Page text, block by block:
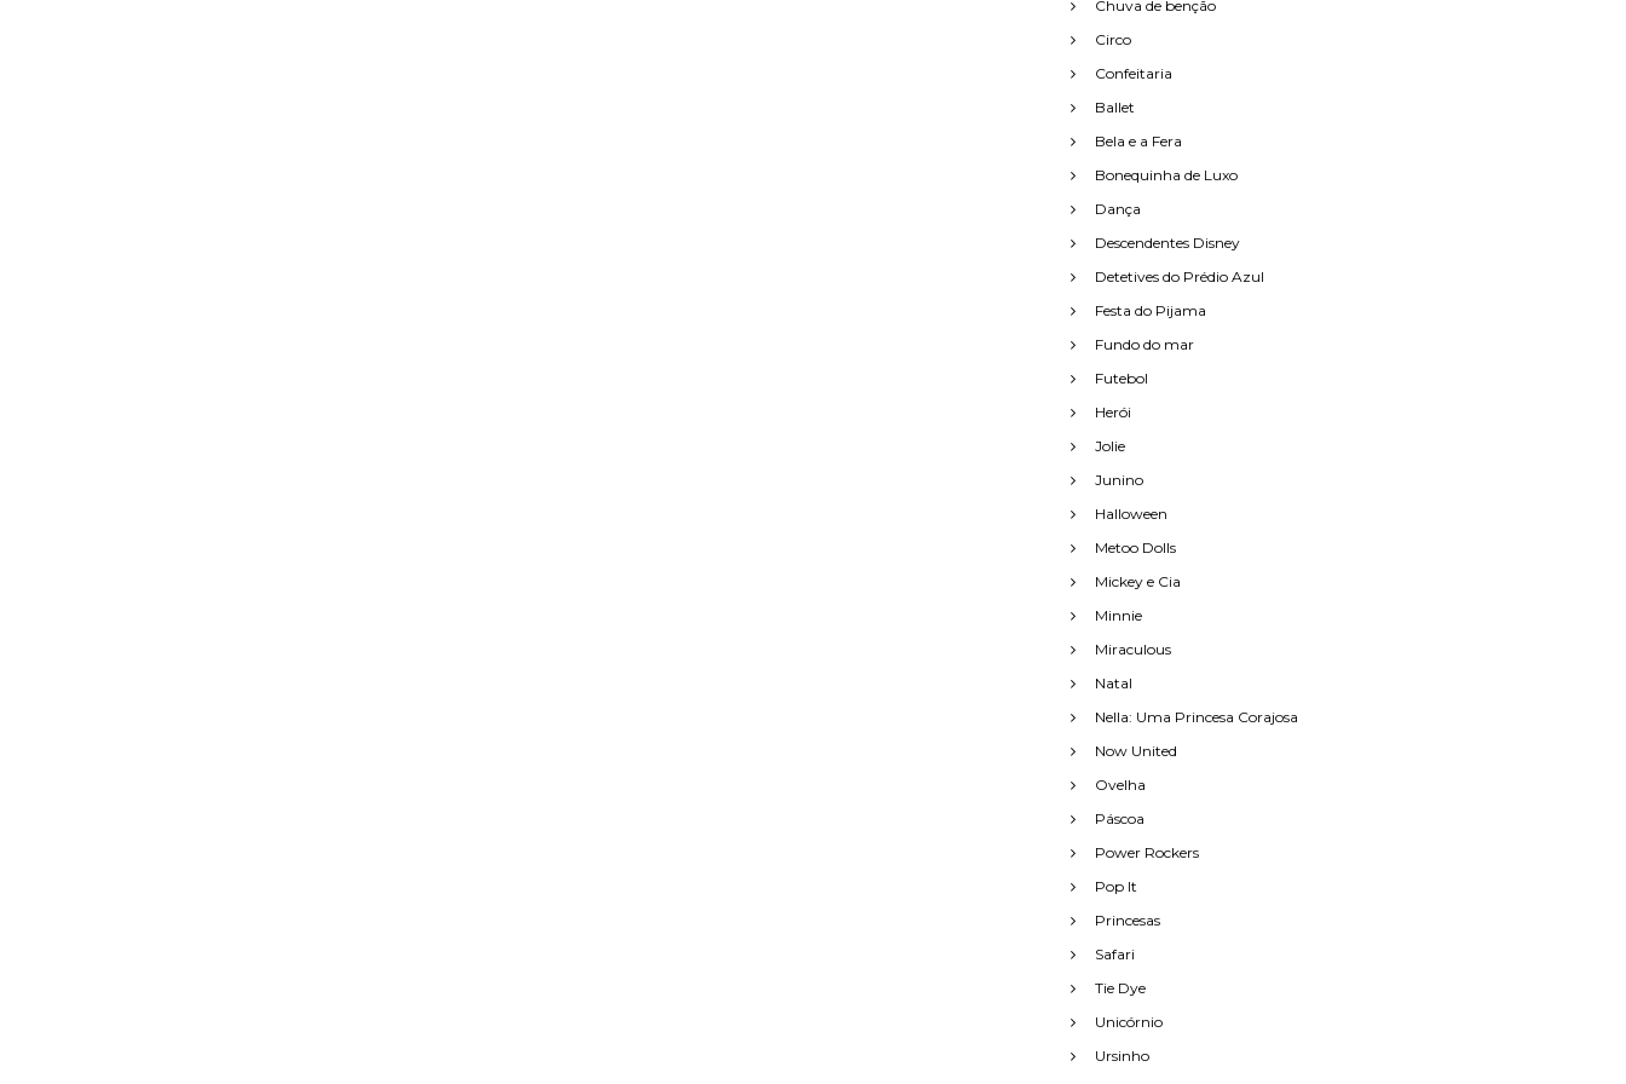
Chuva de benção
Circo
Confeitaria
Ballet
Bela e a Fera
Bonequinha de Luxo
Dança
Descendentes Disney
Detetives do Prédio Azul
Festa do Pijama
Fundo do mar
Futebol
Herói
Jolie
Junino
Halloween
Metoo Dolls
Mickey e Cia
Minnie
Miraculous
Natal
Nella: Uma Princesa Corajosa
Now United
Ovelha
Páscoa
Power Rockers
Pop It
Princesas
Safari
Tie Dye
Unicórnio
Ursinho